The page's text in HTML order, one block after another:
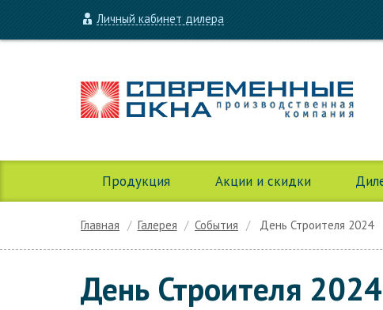
Личный кабинет дилера
Продукция Акции и скидки
Главная Галерея События День Строителя 2024
День Строителя 2024